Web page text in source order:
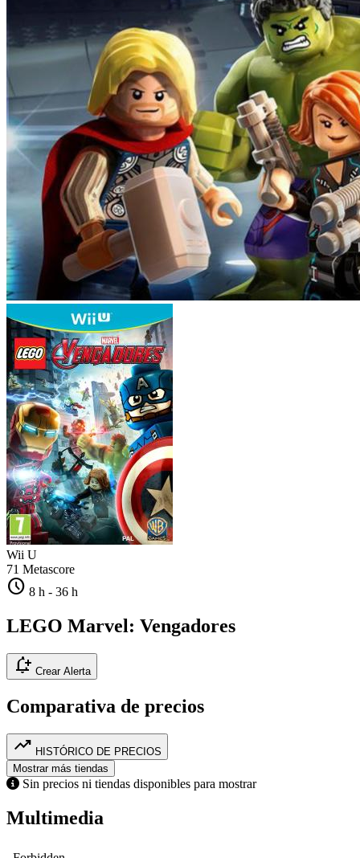
Wii U
71 Metascore
schedule 8 h - 36 h
LEGO Marvel: Vengadores
notification_add Crear Alerta
Comparativa de precios
trending_up HISTÓRICO DE PRECIOS
Mostrar más tiendas
Sin precios ni tiendas disponibles para mostrar
Multimedia